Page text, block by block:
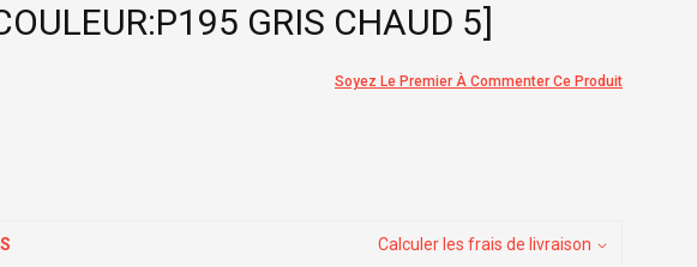
GRIS CHAUD 5]
Soyez Le Premier À Commenter Ce Produit
Calculer les frais de livraison